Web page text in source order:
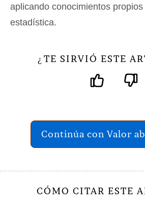
aplicando conocimientos propios
estadística.
¿ TE SIRVIÓ ESTE
Continúa con Valor
CÓMO CITAR ESTE